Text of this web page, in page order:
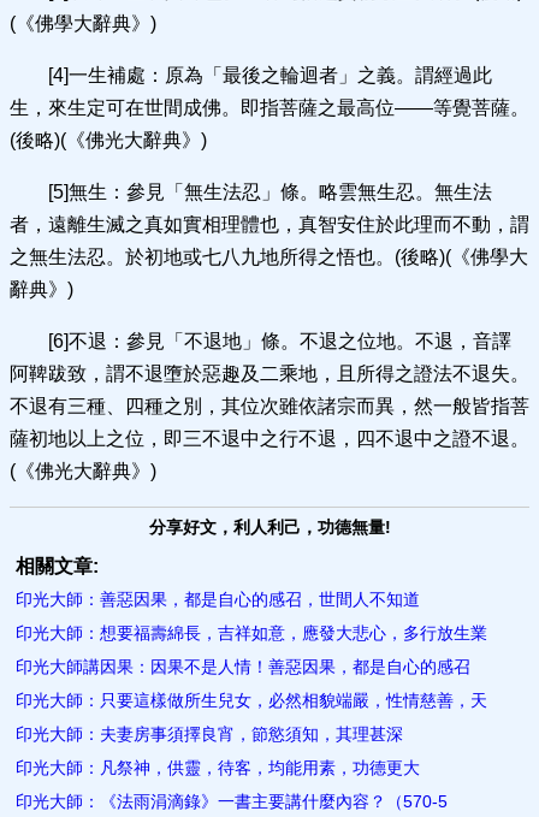
(《佛學大辭典》)
[4]一生補處：原為「最後之輪迴者」之義。謂經過此
生，來生定可在世間成佛。即指菩薩之最高位——等覺菩薩。
(後略)(《佛光大辭典》)
[5]無生：參見「無生法忍」條。略雲無生忍。無生法
者，遠離生滅之真如實相理體也，真智安住於此理而不動，謂
之無生法忍。於初地或七八九地所得之悟也。(後略)(《佛學大
辭典》)
[6]不退：參見「不退地」條。不退之位地。不退，音譯
阿鞞跋致，謂不退墮於惡趣及二乘地，且所得之證法不退失。
不退有三種、四種之別，其位次雖依諸宗而異，然一般皆指菩
薩初地以上之位，即三不退中之行不退，四不退中之證不退。
(《佛光大辭典》)
分享好文，利人利己，功德無量!
相關文章:
印光大師：善惡因果，都是自心的感召，世間人不知道
印光大師：想要福壽綿長，吉祥如意，應發大悲心，多行放生業
印光大師講因果：因果不是人情！善惡因果，都是自心的感召
印光大師：只要這樣做所生兒女，必然相貌端嚴，性情慈善，天
印光大師：夫妻房事須擇良宵，節慾須知，其理甚深
印光大師：凡祭神，供靈，待客，均能用素，功德更大
印光大師：《法雨涓滴錄》一書主要講什麼內容？（570-5